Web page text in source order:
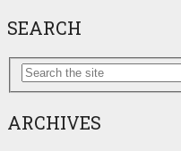
SEARCH
ARCHIVES